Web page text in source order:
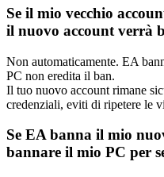
Se il mio vecchio
il nuovo account verrà
Non automaticamente. EA
PC non eredita il ban.
Il tuo nuovo account rimane
credenziali, eviti di ripetere le
Se EA banna il mio
bannare il mio PC per